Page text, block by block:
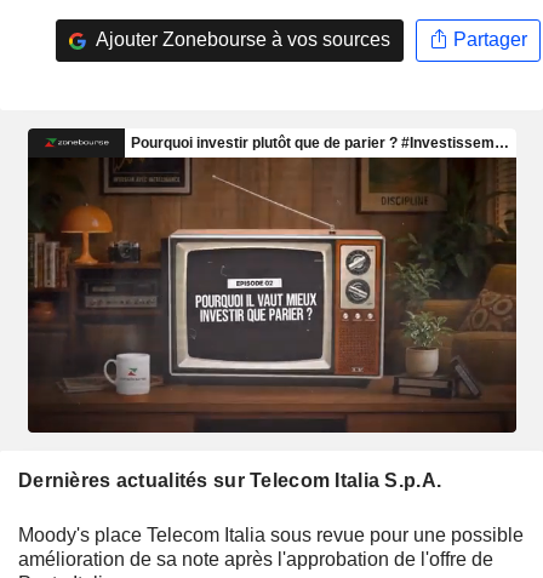
Ajouter Zonebourse à vos sources Partager
Dernières actualités sur Telecom Italia S.p.A.
Moody's place Telecom Italia sous revue pour une possible
amélioration de sa note après l'approbation de l'offre de